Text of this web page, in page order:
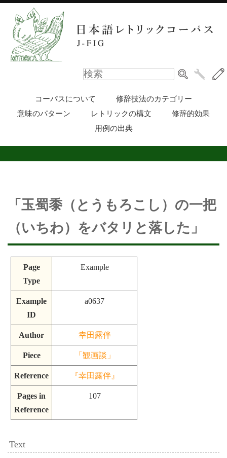
コーパスについて
修辞技法のカテゴリー
意味のパターン
レトリックの構文
修辞的効果
用例の出典
「玉蜀黍（とうもろこし）の一把
（いちわ）をバタリと落した」
Page
Type
Example
Example
ID
a0637
Author 幸田露伴
Piece 「観画談」
Reference 『幸田露伴』
Pages in
Reference
107
Text